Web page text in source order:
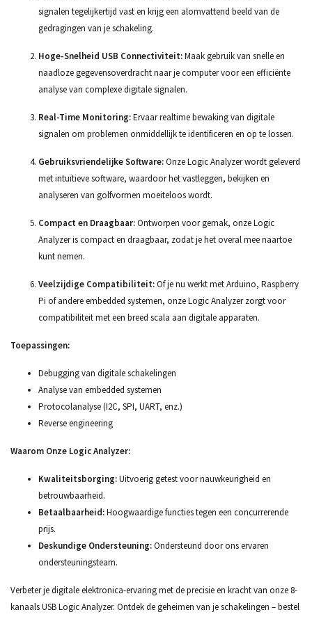
signalen tegelijkertijd vast en krijg een alomvattend beeld van de
gedragingen van je schakeling.
Hoge-Snelheid USB Connectiviteit:Maak gebruik van snelle en
naadloze gegevensoverdracht naar je computer voor een efficiënte
analyse van complexe digitale signalen.
Real-Time Monitoring:Ervaar realtime bewaking van digitale
signalen om problemen onmiddellijk te identificeren en op te lossen.
Gebruiksvriendelijke Software:Onze Logic Analyzer wordt geleverd
met intuïtieve software, waardoor het vastleggen, bekijken en
analyseren van golfvormen moeiteloos wordt.
Compact en Draagbaar:Ontworpen voor gemak, onze Logic
Analyzer is compact en draagbaar, zodat je het overal mee naartoe
kunt nemen.
Veelzijdige Compatibiliteit:Of je nu werkt met Arduino, Raspberry
Pi of andere embedded systemen, onze Logic Analyzer zorgt voor
compatibiliteit met een breed scala aan digitale apparaten.
Toepassingen:
Debugging van digitale schakelingen
Analyse van embedded systemen
Protocolanalyse (I2C, SPI, UART, enz.)
Reverse engineering
Waarom Onze Logic Analyzer:
Kwaliteitsborging:Uitvoerig getest voor nauwkeurigheid en
betrouwbaarheid.
Betaalbaarheid:Hoogwaardige functies tegen een concurrerende
prijs.
Deskundige Ondersteuning:Ondersteund door ons ervaren
ondersteuningsteam.
Verbeter je digitale elektronica-ervaring met de precisie en kracht van onze 8-
kanaals USB Logic Analyzer. Ontdek de geheimen van je schakelingen – bestel